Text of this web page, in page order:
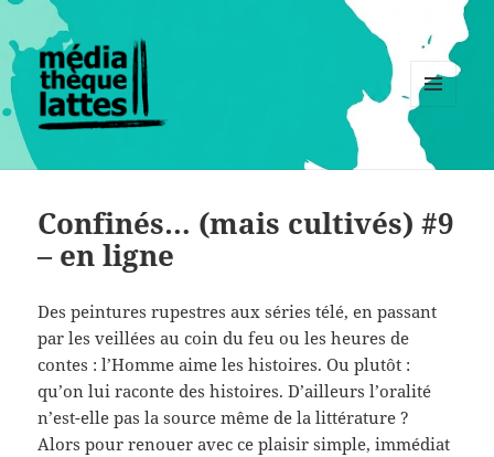
MENU
WIDGETS
Confinés… (mais cultivés) #9
– en ligne
Des peintures rupestres aux séries télé, en passant
par les veillées au coin du feu ou les heures de
contes : l’Homme aime les histoires. Ou plutôt :
qu’on lui raconte des histoires. D’ailleurs l’oralité
n’est-elle pas la source même de la littérature ?
Alors pour renouer avec ce plaisir simple, immédiat